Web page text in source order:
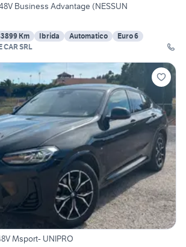
Business Advantage (NESSUN
Km Ibrida Automatico
Euro 6
CAR SRL
Msport- UNIPRO